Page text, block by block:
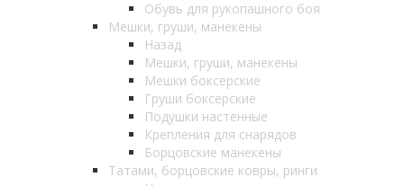
Обувь для рукопашного боя
Мешки, груши, манекены
Назад
Мешки, груши, манекены
Мешки боксерские
Груши боксерские
Подушки настенные
Крепления для снарядов
Борцовские манекены
Татами, борцовские ковры, ринги